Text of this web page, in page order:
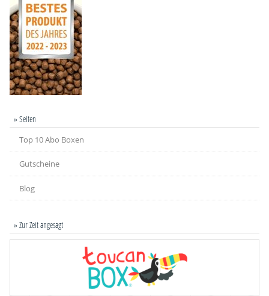
» Seiten
Top 10 Abo Boxen
Gutscheine
Blog
» Zur Zeit angesagt